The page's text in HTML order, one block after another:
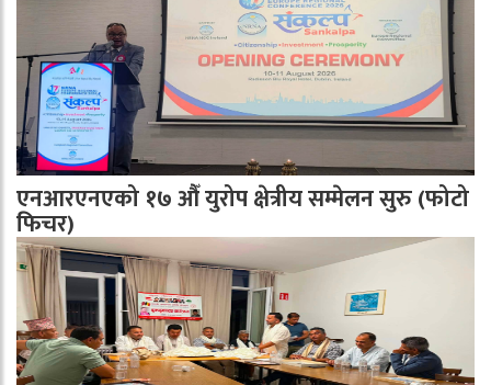
एनआरएनएको १७ औँ युरोप क्षेत्रीय सम्मेलन सुरु (फोटो
फिचर)